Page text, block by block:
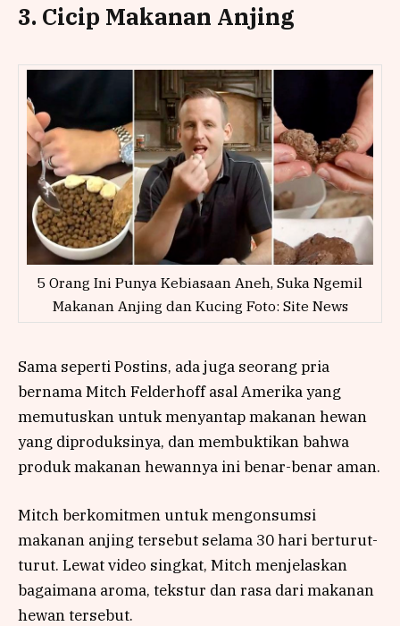
3. Cicip Makanan Anjing
5 Orang Ini Punya Kebiasaan Aneh, Suka Ngemil
Makanan Anjing dan Kucing Foto: Site News
Sama seperti Postins, ada juga seorang pria
bernama Mitch Felderhoff asal Amerika yang
memutuskan untuk menyantap makanan hewan
yang diproduksinya, dan membuktikan bahwa
produk makanan hewannya ini benar-benar aman.
Mitch berkomitmen untuk mengonsumsi
makanan anjing tersebut selama 30 hari berturut-
turut. Lewat video singkat, Mitch menjelaskan
bagaimana aroma, tekstur dan rasa dari makanan
hewan tersebut.